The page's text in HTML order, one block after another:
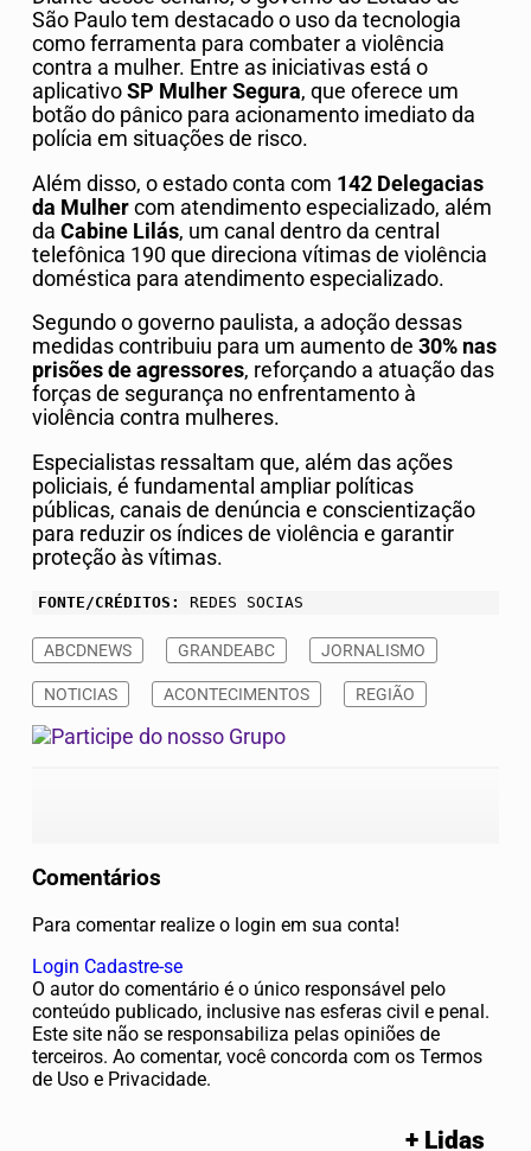
São Paulo tem destacado o uso da tecnologia
como ferramenta para combater a violência
contra a mulher. Entre as iniciativas está o
aplicativo SP Mulher Segura, que oferece um
botão do pânico para acionamento imediato da
polícia em situações de risco.
Além disso, o estado conta com 142 Delegacias
da Mulher com atendimento especializado, além
da Cabine Lilás, um canal dentro da central
telefônica 190 que direciona vítimas de violência
doméstica para atendimento especializado.
Segundo o governo paulista, a adoção dessas
medidas contribuiu para um aumento de 30% nas
prisões de agressores, reforçando a atuação das
forças de segurança no enfrentamento à
violência contra mulheres.
Especialistas ressaltam que, além das ações
policiais, é fundamental ampliar políticas
públicas, canais de denúncia e conscientização
para reduzir os índices de violência e garantir
proteção às vítimas.
FONTE/CRÉDITOS: REDES SOCIAS
ABCDNEWS GRANDEABC JORNALISMO
NOTICIAS ACONTECIMENTOS REGIÃO
Comentários
Para comentar realize o login em sua conta!
Login Cadastre-se
O autor do comentário é o único responsável pelo
conteúdo publicado, inclusive nas esferas civil e penal.
Este site não se responsabiliza pelas opiniões de
terceiros. Ao comentar, você concorda com os Termos
de Uso e Privacidade.
+ Lidas